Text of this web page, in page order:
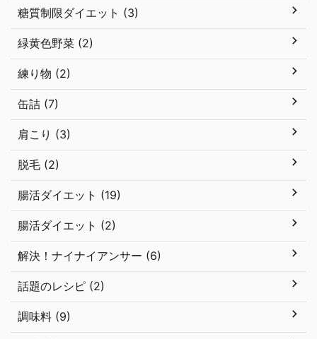
糖質制限ダイエット (3)
緑黄色野菜 (2)
練り物 (2)
缶詰 (7)
肩こり (3)
脱毛 (2)
腸活ダイエット (19)
腸活ダイエット (2)
解決！ナイナイアンサー (6)
話題のレシピ (2)
調味料 (9)